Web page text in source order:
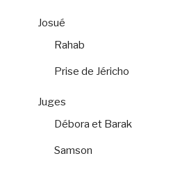
Josué
Rahab
Prise de Jéricho
Juges
Débora et Barak
Samson